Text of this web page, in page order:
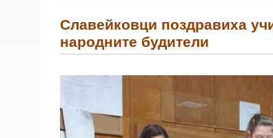
Славейковци поздравиха
народните будители